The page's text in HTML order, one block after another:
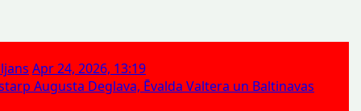
Apr 24, 2026, 13:19
Augusta Deglava, Ēvalda Valtera un Baltinavas